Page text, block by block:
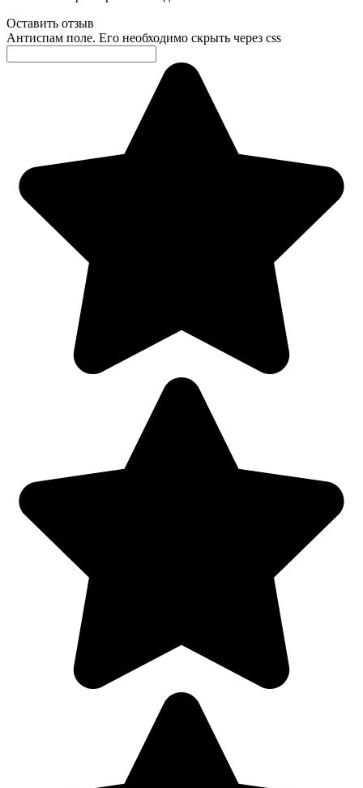
Оставить отзыв
Антиспам поле. Его необходимо скрыть через css